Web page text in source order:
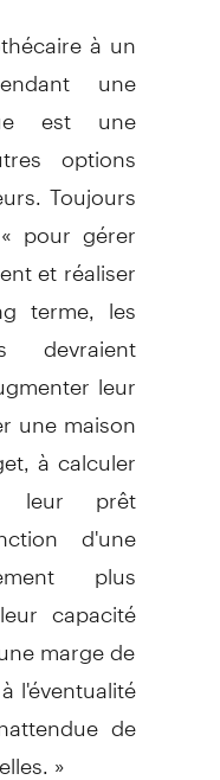
à un
une
est une
options
Toujours
pour gérer
et réaliser
terme, les
devraient
leur
une maison
à calculer
leur prêt
d'une
plus
capacité
marge de
l'éventualité
de
»